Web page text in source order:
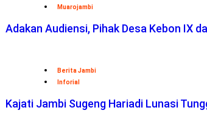
Muarojambi
Adakan Audiensi, Pihak Desa Kebon IX
Berita Jambi
Inforial
Kajati Jambi Sugeng Hariadi Lunasi